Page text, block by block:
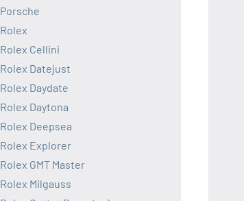
Porsche
Rolex
Rolex Cellini
Rolex Datejust
Rolex Daydate
Rolex Daytona
Rolex Deepsea
Rolex Explorer
Rolex GMT Master
Rolex Milgauss